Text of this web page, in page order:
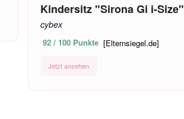
Kindersitz "Sirona Gi i-Size"
cybex
92 / 100 Punkte [Elternsiegel.de]
Jetzt ansehen